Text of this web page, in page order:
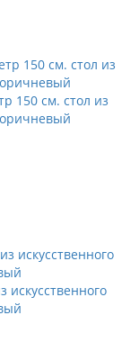
150 см. стол из
искусственного